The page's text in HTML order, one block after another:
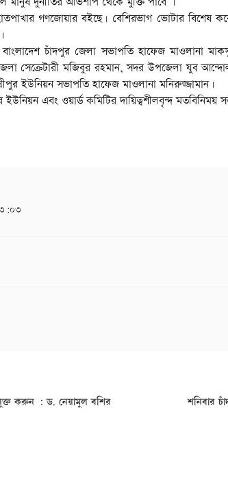
গণজোয়ার বইছে। বেশিরভাগ ভোটার বিশেষ
চাঁদপুর জেলা সভাপতি হাফেজ মাওলানা
সেক্রেটারী মজিবুর রহমান, সদর উপজেলা যুব
ইউনিয়ন সভাপতি হাফেজ মাওলানা মনিরুজ্জামান।
এবং ওয়ার্ড কমিটির দায়িত্বশীলবৃন্দ মতবিনিময়
করুন : ড. নেয়ামুল বশির শনিবার